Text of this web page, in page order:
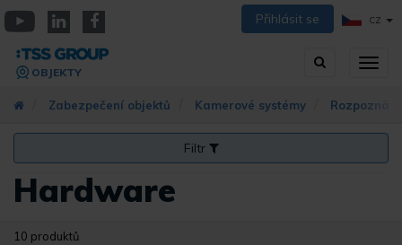
Přejít
k
hlavnímu
obsahu
Přihlásit se CZ
Vyhledávání
OBJEKTY
Zabezpečení objektů Kamerové systémy
Filtr
Hardware
10 produktů